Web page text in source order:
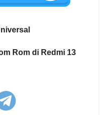
Rom di Redmi 13